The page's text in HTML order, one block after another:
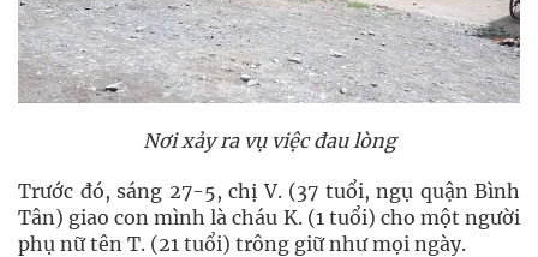
Nơi xảy ra vụ việc đau lòng
Trước đó, sáng 27-5, chị V. (37 tuổi, ngụ quận Bình
Tân) giao con mình là cháu K. (1 tuổi) cho một người
phụ nữ tên T. (21 tuổi) trông giữ như mọi ngày.